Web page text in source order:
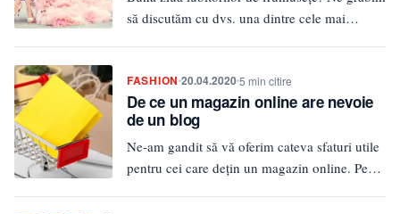
să discutăm cu dvs. una dintre cele mai
FASHION20.04.20205 min citire
De ce un magazin online are nevoie
de un blog
Ne-am gandit să vă oferim cateva sfaturi utile
pentru cei care dețin un magazin online. Pe